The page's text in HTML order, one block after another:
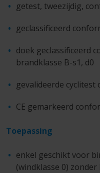
getest, tweezijdig,
geclassificeerd
doek geclassificeerd
brandklasse B-s1, d0
gevalideerde cyclitest
CE gemarkeerd
Toepassing
enkel geschikt voor
(windklasse 0)